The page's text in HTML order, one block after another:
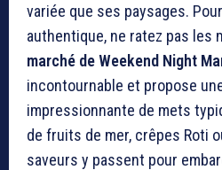
variée que ses paysages.
authentique, ne ratez pas les
marché de Weekend Night
incontournable et propose
impressionnante de mets
de fruits de mer, crêpes Roti
saveurs y passent pour